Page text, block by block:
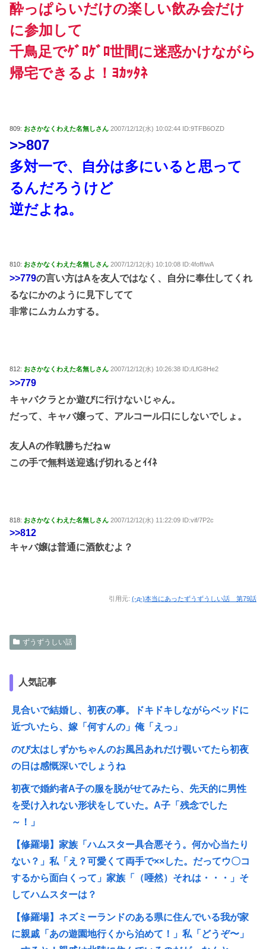
酔っぱらいだけの楽しい飲み会だけ
に参加して
千鳥足でｹﾞﾛｹﾞﾛ世間に迷惑かけながら
帰宅できるよ！ﾖｶｯﾀﾈ
809: おさかなくわえた名無しさん 2007/12/12(水) 10:02:44 ID:9TFB6OZD
>>807
多対一で、自分は多にいると思って
るんだろうけど
逆だよね。
810: おさかなくわえた名無しさん 2007/12/12(水) 10:10:08 ID:4foff/wA
>>779の言い方はAを友人ではなく、自分に奉仕してくれ
るなにかのように見下してて
非常にムカムカする。
812: おさかなくわえた名無しさん 2007/12/12(水) 10:26:38 ID:/LfG8He2
>>779
キャバクラとか遊びに行けないじゃん。
だって、キャバ嬢って、アルコール口にしないでしょ。
友人Aの作戦勝ちだねｗ
この手で無料送迎逃げ切れるとｲｲﾈ
818: おさかなくわえた名無しさん 2007/12/12(水) 11:22:09 ID:vif/7P2c
>>812
キャバ嬢は普通に酒飲むよ？
引用元: (-д-)本当にあったずうずうしい話 第79話
ずうずうしい話
人気記事
見合いで結婚し、初夜の事。ドキドキしながらベッドに
近づいたら、嫁「何すんの」俺「えっ」
のび太はしずかちゃんのお風呂あれだけ覗いてたら初夜
の日は感慨深いでしょうね
初夜で婚約者A子の服を脱がせてみたら、先天的に男性
を受け入れない形状をしていた。A子「残念でした
～！」
【修羅場】家族「ハムスター具合悪そう。何か心当たり
ない？」私「え？可愛くて両手で××した。だってウ〇コ
するから面白くって」家族「（唖然）それは・・・」そ
してハムスターは？
【修羅場】ネズミーランドのある県に住んでいる我が家
に親戚「あの遊園地行くから泊めて！」私「どうぞ〜」